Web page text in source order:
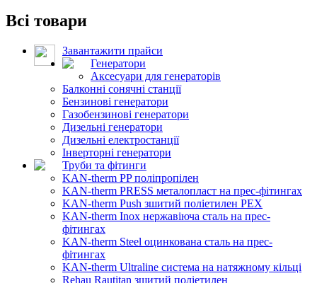
Всі товари
Завантажити прайси
Генератори
Аксесуари для генераторів
Балконні сонячні станції
Бензинові генератори
Газобензинові генератори
Дизельні генератори
Дизельні електростанції
Інверторні генератори
Труби та фітинги
KAN-therm PP поліпропілен
KAN-therm PRESS металопласт на прес-фітингах
KAN-therm Push зшитий поліетилен PEX
KAN-therm Inox нержавіюча сталь на прес-
фітингах
KAN-therm Steel оцинкована сталь на прес-
фітингах
KAN-therm Ultraline система на натяжному кільці
Rehau Rautitan зшитий поліетилен